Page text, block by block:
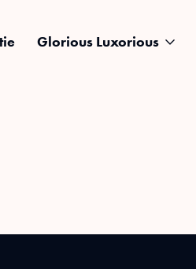
Glorious Luxorious